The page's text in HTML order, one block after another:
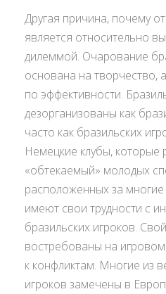
Другая причина, почему
является относительно
дилеммой. Очарование
основана на творчество,
по эффективности.
дезорганизованы как
часто как бразильских
Немецкие клубы, которые
«обтекаемый» молодых
расположенных за
имеют свои трудности с
бразильских игроков.
востребованы на
к конфликтам. Многие из
игроков замечены в